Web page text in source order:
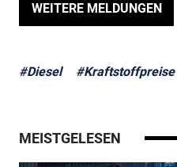
WEITERE MELDUNGEN
#Diesel #Kraftstoffpreise
MEISTGELESEN